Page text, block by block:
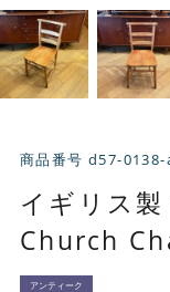
商品番号 d57-0138-
イギリス
Church
アンティーク